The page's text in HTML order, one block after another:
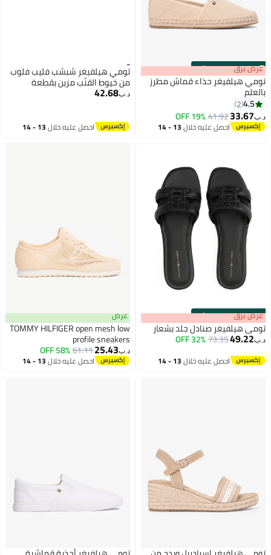
00m:00s
·
100% Left عرض برق
تومي هيلفيغر حذاء قماش مطرز
بالعلم
4.5
2
د.ب‏33.67
41.92
19% OFF
احصل عليه خلال 13 - 14
اغسطس
تومي هيلفيغر شبشب فليب فلوب
من خيوط القنّب مزين بقطعة
معدنية تحمل حروف تومي هيلفيغر
د.ب‏42.68
احصل عليه خلال 13 - 14
اغسطس
00m:00s
·
100% Left
3
عرض برق
تومي هيلفيغر صنادل جلد بشعار
د.ب‏49.22
73.35
32% OFF
احصل عليه خلال 13 - 14
عرض
TOMMY HILFIGER open mesh low
profile sneakers
د.ب‏25.43
61.11
58% OFF
احصل عليه خلال 13 - 14